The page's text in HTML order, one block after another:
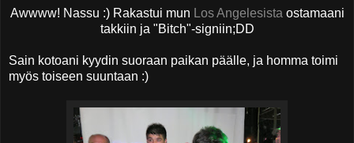
Awwww! Nassu :) Rakastui mun Los Angelesista ostamaani
takkiin ja "Bitch"-signiin;DD
Sain kotoani kyydin suoraan paikan päälle, ja homma toimi
myös toiseen suuntaan :)